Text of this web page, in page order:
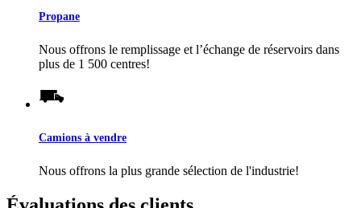
Propane
Nous offrons le remplissage et l’échange de réservoirs dans
plus de 1 500 centres!
Camions à vendre
Nous offrons la plus grande sélection de l'industrie!